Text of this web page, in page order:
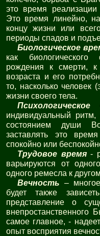
это время реализации
Это время линейно,
концу жизни или
периоды спадов и
Биологическое
как
рождения к смерти, к
возраста и его
то, насколько человек
жизни своего тела.
Психологическое
индивидуальный
состоянием души
заставлять это
спокойно или
Трудовое время-
варьируются от
одного ремесла к
Вечность–
будет также
представление о
внепростанственного
самое главное, -
опыт восприятия